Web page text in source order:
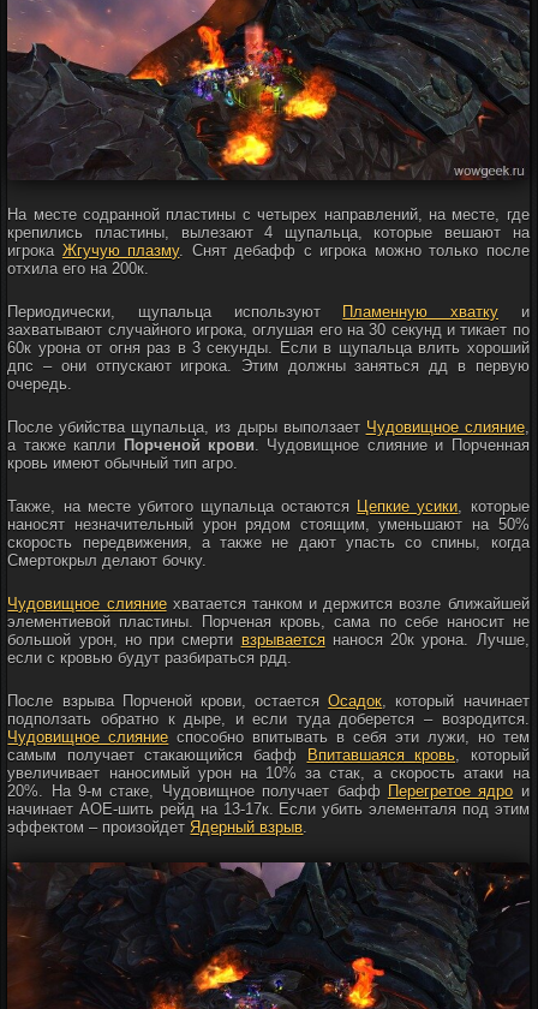
На месте содранной пластины с четырех направлений, на месте, где
крепились пластины, вылезают 4 щупальца, которые вешают на
игрока Жгучую плазму. Снят дебафф с игрока можно только после
отхила его на 200к.
Периодически, щупальца используют Пламенную хваткуи
захватывают случайного игрока, оглушая его на 30 секунд и тикает по
60к урона от огня раз в 3 секунды. Если в щупальца влить хороший
дпс – они отпускают игрока. Этим должны заняться дд в первую
очередь.
После убийства щупальца, из дыры выползает Чудовищное слияние,
а также капли Порченой крови. Чудовищное слияние и Порченная
кровь имеют обычный тип агро.
Также, на месте убитого щупальца остаются Цепкие усики, которые
наносят незначительный урон рядом стоящим, уменьшают на 50%
скорость передвижения, а также не дают упасть со спины, когда
Смертокрыл делают бочку.
Чудовищное слияниехватается танком и держится возле ближайшей
элементиевой пластины. Порченая кровь, сама по себе наносит не
большой урон, но при смерти взрываетсянанося 20к урона. Лучше,
если с кровью будут разбираться рдд.
После взрыва Порченой крови, остаетсяОсадок, который начинает
подползать обратно к дыре, и если туда доберется – возродится.
Чудовищное слияние способно впитывать в себя эти лужи, но тем
самым получает стакающийся бафф
Впитавшаяся кровь, который
увеличивает наносимый урон на 10% за стак, а скорость атаки на
20%. На 9-м стаке, Чудовищное получает бафф Перегретое ядро и
начинает АОЕ-шить рейд на 13-17к. Если убить элементаля под этим
эффектом – произойдетЯдерный взрыв.